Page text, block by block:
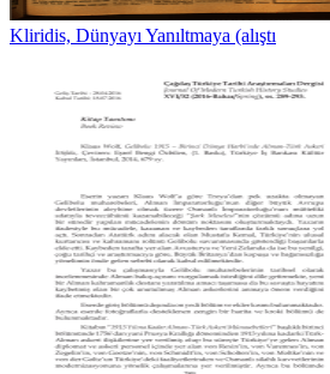
Kliridis, Dünyayı Yanıltmaya (alıştı